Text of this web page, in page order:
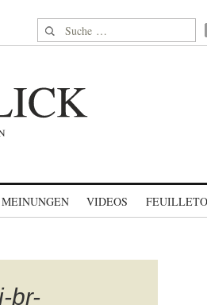
Suche nach:
MEINUNGEN VIDEOS
br-